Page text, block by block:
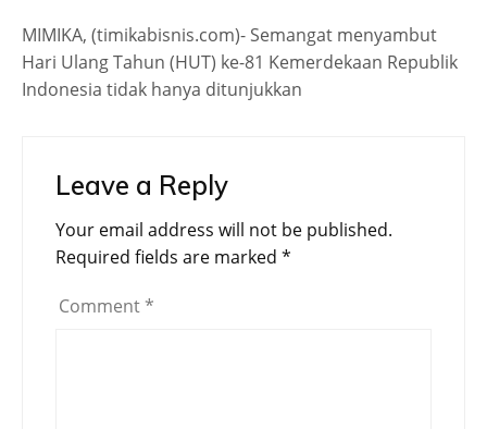
MIMIKA, (timikabisnis.com)- Semangat menyambut
Hari Ulang Tahun (HUT) ke-81 Kemerdekaan Republik
Indonesia tidak hanya ditunjukkan
Leave a Reply
Your email address will not be published.
Required fields are marked *
Comment *